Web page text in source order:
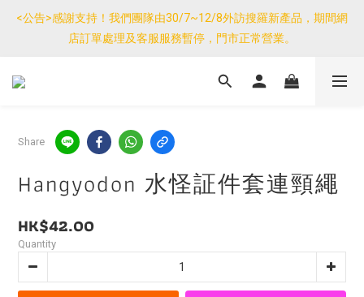
優惠免運產品如與其他商品同單購買，其他商品每件只需加$7運
費。(大件/較重產品除外)
<公告>感謝支持！我們團隊由30/7~12/8外訪搜羅新產品，期間網
店訂單處理及客服服務暫停，門市正常營業。
優惠免運產品如與其他商品同單購買，其他商品每件只需加$7運
Share
Hangyodon 水怪証件套連頸繩
HK$42.00
Quantity